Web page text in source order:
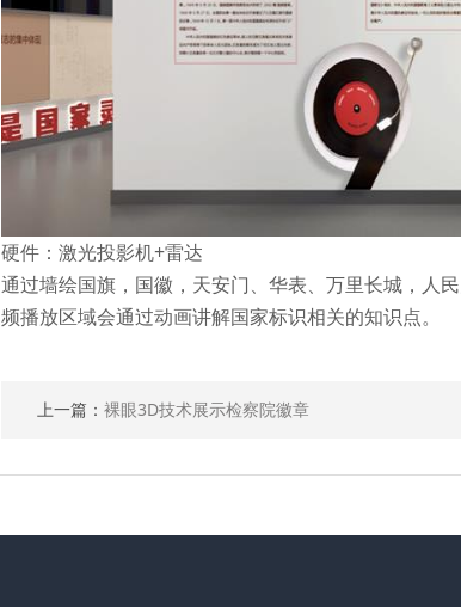
硬件：激光投影机+雷达
通过墙绘国旗，国徽，天安门、华表、万里长城，人
频播放区域会通过动画讲解国家标识相关的知识点。
上一篇： 裸眼3D技术展示检察院徽章